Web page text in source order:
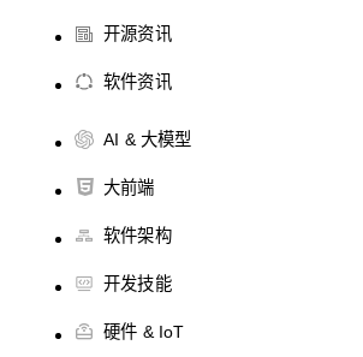
开源资讯
软件资讯
AI & 大模型
大前端
软件架构
开发技能
硬件 & IoT